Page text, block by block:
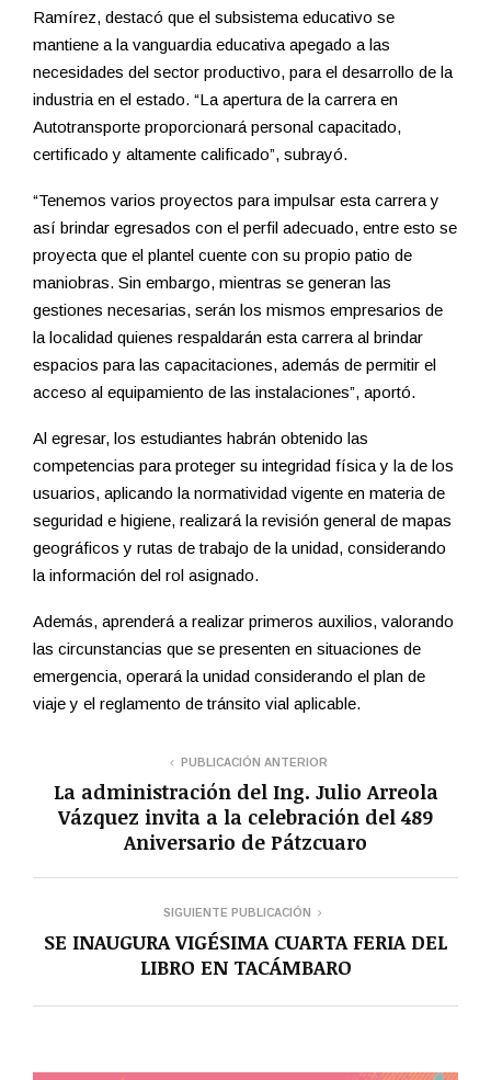
Ramírez, destacó que el subsistema educativo se
mantiene a la vanguardia educativa apegado a las
necesidades del sector productivo, para el desarrollo de la
industria en el estado. “La apertura de la carrera en
Autotransporte proporcionará personal capacitado,
certificado y altamente calificado”, subrayó.
“Tenemos varios proyectos para impulsar esta carrera y
así brindar egresados con el perfil adecuado, entre esto se
proyecta que el plantel cuente con su propio patio de
maniobras. Sin embargo, mientras se generan las
gestiones necesarias, serán los mismos empresarios de
la localidad quienes respaldarán esta carrera al brindar
espacios para las capacitaciones, además de permitir el
acceso al equipamiento de las instalaciones”, aportó.
Al egresar, los estudiantes habrán obtenido las
competencias para proteger su integridad física y la de los
usuarios, aplicando la normatividad vigente en materia de
seguridad e higiene, realizará la revisión general de mapas
geográficos y rutas de trabajo de la unidad, considerando
la información del rol asignado.
Además, aprenderá a realizar primeros auxilios, valorando
las circunstancias que se presenten en situaciones de
emergencia, operará la unidad considerando el plan de
viaje y el reglamento de tránsito vial aplicable.
PUBLICACIÓN ANTERIOR
La administración del Ing. Julio Arreola
Vázquez invita a la celebración del 489
Aniversario de Pátzcuaro
SIGUIENTE PUBLICACIÓN
SE INAUGURA VIGÉSIMA CUARTA FERIA DEL
LIBRO EN TACÁMBARO